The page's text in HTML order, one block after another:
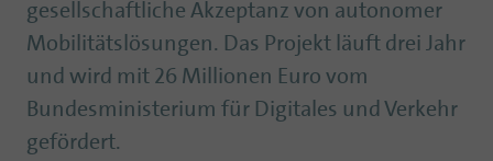
gesellschaftliche Akzeptanz von autonomer
Mobilitätslösungen. Das Projekt läuft drei Jahr
und wird mit 26 Millionen Euro vom
Bundesministerium für Digitales und Verkehr
gefördert.